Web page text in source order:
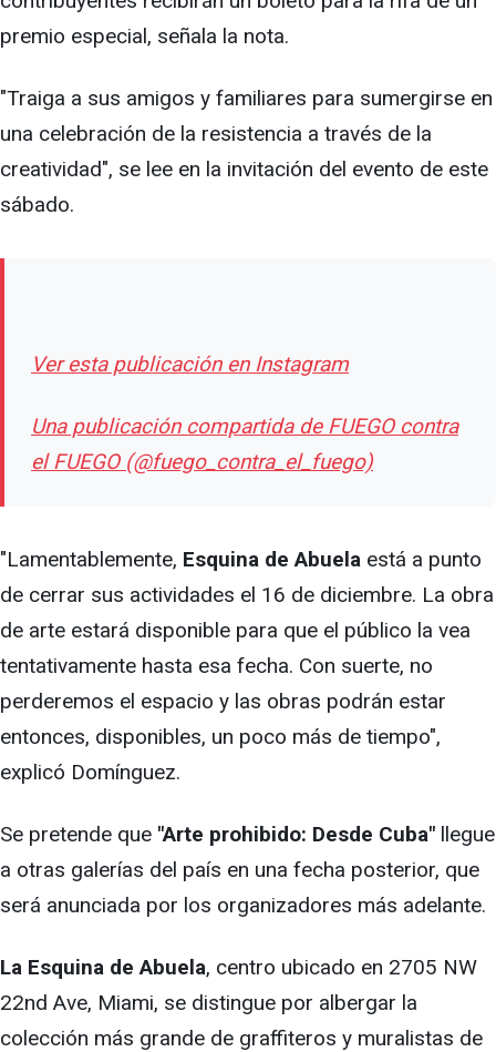
premio especial, señala la nota.
"Traiga a sus amigos y familiares para sumergirse en
una celebración de la resistencia a través de la
creatividad", se lee en la invitación del evento de este
sábado.
Ver esta publicación en Instagram
Una publicación compartida de FUEGO contra
el FUEGO (@fuego_contra_el_fuego)
"Lamentablemente, Esquina de Abuela está a punto
de cerrar sus actividades el 16 de diciembre. La obra
de arte estará disponible para que el público la vea
tentativamente hasta esa fecha. Con suerte, no
perderemos el espacio y las obras podrán estar
entonces, disponibles, un poco más de tiempo",
explicó Domínguez.
Se pretende que "Arte prohibido: Desde Cuba" llegue
a otras galerías del país en una fecha posterior, que
será anunciada por los organizadores más adelante.
La Esquina de Abuela, centro ubicado en 2705 NW
22nd Ave, Miami, se distingue por albergar la
colección más grande de graffiteros y muralistas de